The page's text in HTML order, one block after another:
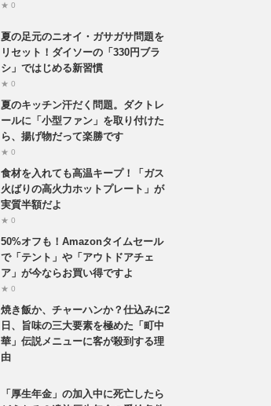
★ 0
夏の足元のニオイ・ガサガサ問題を
リセット！ダイソーの「330円ブラ
シ」ではじめる新習慣
★ 0
夏のキッチン汗だく問題。ダクトレ
ールに「小型ファン」を取り付けた
ら、揚げ物だって楽勝です
★ 0
食材を入れても高温キープ！「ガス
火ばりの高火力ホットプレート」が
実質半額だよ
★ 0
50%オフも！Amazonタイムセール
で「テント」や「アウトドアチェ
ア」が今ならお買い得ですよ
★ 0
焼き飯か、チャーハンか？仕込みに2
日、旨味の三大要素を極めた「町中
華」伝説メニューに客が殺到する理
由
「厚生年金」の加入中に死亡したら